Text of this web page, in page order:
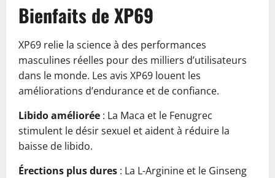
Bienfaits de XP69
XP69 relie la science à des performances
masculines réelles pour des milliers d’utilisateurs
dans le monde. Les avis XP69 louent les
améliorations d’endurance et de confiance.
Libido améliorée : La Maca et le Fenugrec
stimulent le désir sexuel et aident à réduire la
baisse de libido.
Érections plus dures : La L-Arginine et le Ginseng